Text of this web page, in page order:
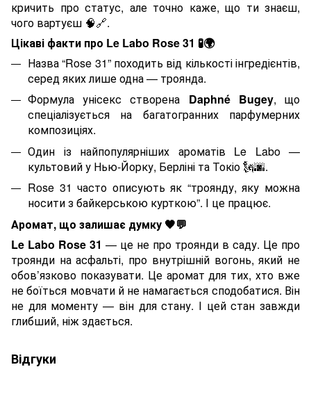
кричить про статус, але точно каже, що ти знаєш,
чого вартуєш 🧠🔗.
Цікаві факти про Le Labo Rose 31 🧪🌍
Назва “Rose 31” походить від кількості інгредієнтів,
серед яких лише одна — троянда.
Формула унісекс створена Daphné Bugey, що
спеціалізується на багатогранних парфумерних
композиціях.
Один із найпопулярніших ароматів Le Labo —
культовий у Нью-Йорку, Берліні та Токіо🗽🌆.
Rose 31 часто описують як “троянду, яку можна
носити з байкерською курткою”. І це працює.
Аромат, що залишає думку 🖤💬
Le Labo Rose 31 — це не про троянди в саду. Це про
троянди на асфальті, про внутрішній вогонь, який не
обов’язково показувати. Це аромат для тих, хто вже
не боїться мовчати й не намагається сподобатися. Він
не для моменту — він для стану. І цей стан завжди
глибший, ніж здається.
Відгуки